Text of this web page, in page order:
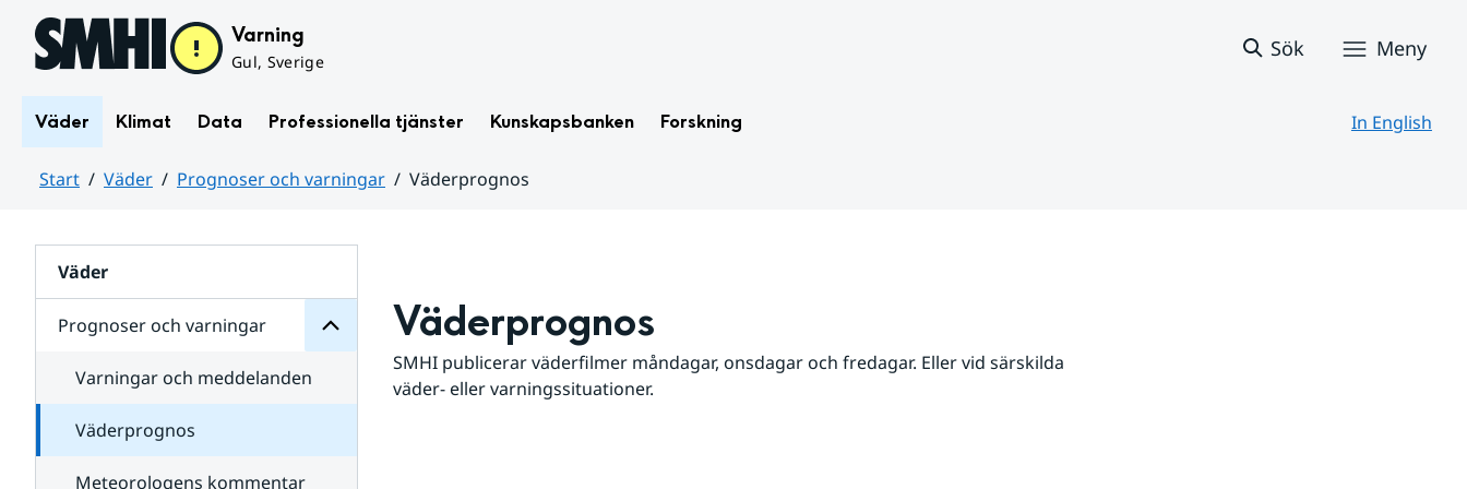
Hoppa till sidans innehåll Varning
Gul, Sverige
Sök Meny
Väder Klimat Data Professionella tjänster Kunskapsbanken Forskning In English
Start Väder Prognoser och varningar
Väderprognos
Väder
Prognoser och varningar
för
varningar
Varningar och meddelanden
Väderprognos
Meteorologens kommentar
Väderprognos
SMHI publicerar väderfilmer måndagar, onsdagar och fredagar. Eller vid särskilda
väder- eller varningssituationer.